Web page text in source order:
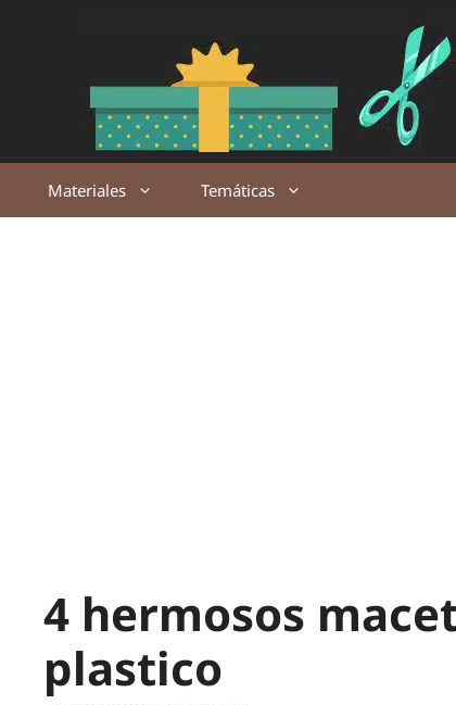
Materiales Temáticas
4 hermosos
plastico